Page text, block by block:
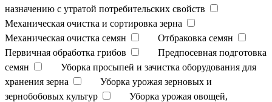
назначению с утратой потребительских свойств
Механическая очистка и сортировка зерна
Механическая очистка семян
Отбраковка семян
Первичная обработка грибов
Предпосевная подготовка
семян
Уборка просыпей и зачистка оборудования для
хранения зерна
Уборка урожая зерновых и
зернобобовых культур
Уборка урожая овощей,